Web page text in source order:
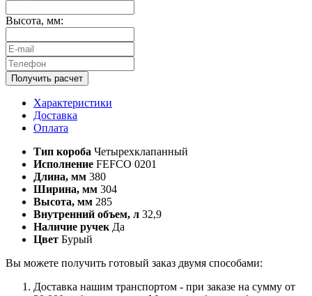
Высота, мм:
Получить расчет
Характеристики
Доставка
Оплата
Тип короба Четырехклапанный
Исполнение FEFCO 0201
Длина, мм 380
Ширина, мм 304
Высота, мм 285
Внутренний объем, л 32,9
Наличие ручек Да
Цвет Бурый
Вы можете получить готовый заказ двумя способами:
Доставка нашим транспортом - при заказе на сумму от